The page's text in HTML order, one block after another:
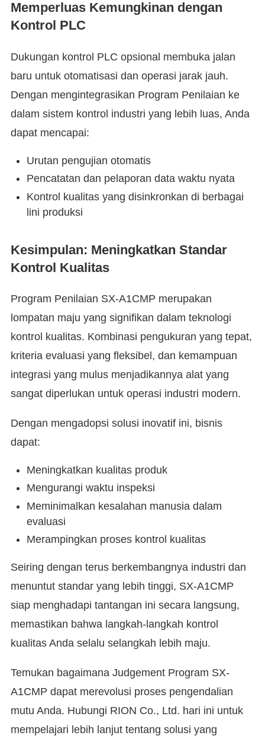
Memperluas Kemungkinan dengan
Kontrol PLC
Dukungan kontrol PLC opsional membuka jalan
baru untuk otomatisasi dan operasi jarak jauh.
Dengan mengintegrasikan Program Penilaian ke
dalam sistem kontrol industri yang lebih luas, Anda
dapat mencapai:
Urutan pengujian otomatis
Pencatatan dan pelaporan data waktu nyata
Kontrol kualitas yang disinkronkan di berbagai
lini produksi
Kesimpulan: Meningkatkan Standar
Kontrol Kualitas
Program Penilaian SX-A1CMP merupakan
lompatan maju yang signifikan dalam teknologi
kontrol kualitas. Kombinasi pengukuran yang tepat,
kriteria evaluasi yang fleksibel, dan kemampuan
integrasi yang mulus menjadikannya alat yang
sangat diperlukan untuk operasi industri modern.
Dengan mengadopsi solusi inovatif ini, bisnis
dapat:
Meningkatkan kualitas produk
Mengurangi waktu inspeksi
Meminimalkan kesalahan manusia dalam
evaluasi
Merampingkan proses kontrol kualitas
Seiring dengan terus berkembangnya industri dan
menuntut standar yang lebih tinggi, SX-A1CMP
siap menghadapi tantangan ini secara langsung,
memastikan bahwa langkah-langkah kontrol
kualitas Anda selalu selangkah lebih maju.
Temukan bagaimana Judgement Program SX-
A1CMP dapat merevolusi proses pengendalian
mutu Anda. Hubungi RION Co., Ltd. hari ini untuk
mempelajari lebih lanjut tentang solusi yang